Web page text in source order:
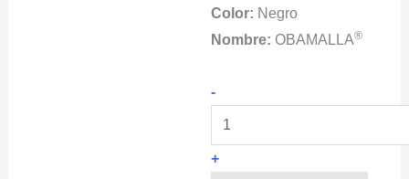
Color: Negro
Nombre: OBAMALLA®
-OBAMALLA®
Media
Sombra
4.2x100m
+